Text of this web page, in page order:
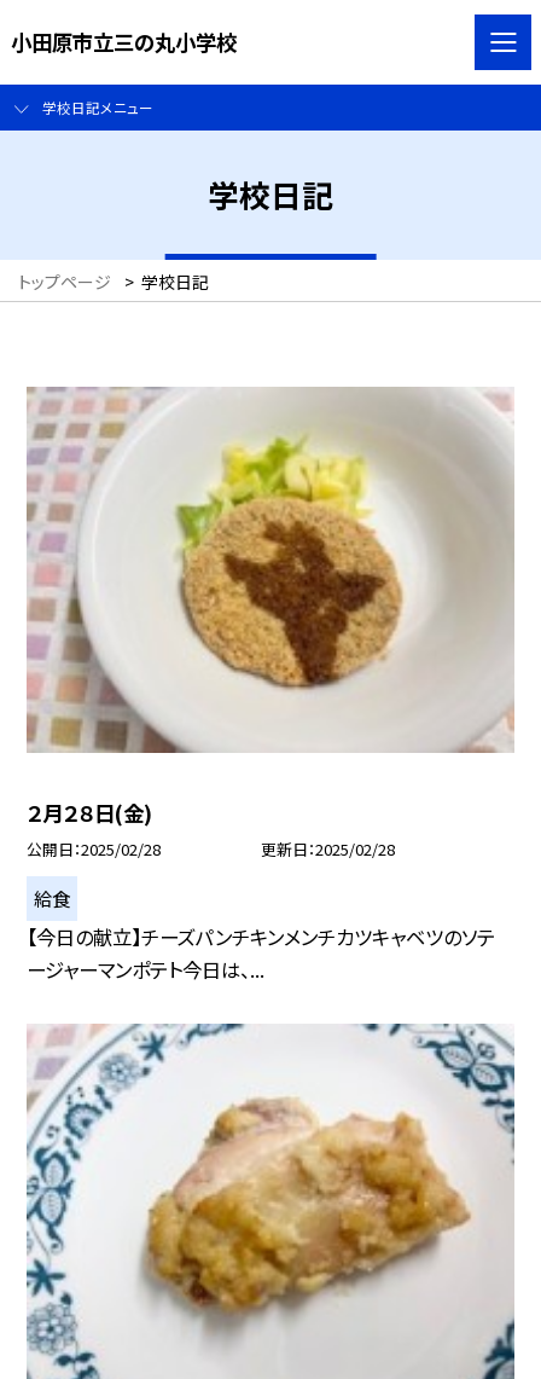
小田原市立三の丸小学校
学校日記メニュー
学校日記
トップページ > 学校日記
２月２８日(金)
公開日 2025/02/28 更新日 2025/02/28
給食
【今日の献立】チーズパンチキンメンチカツキャベツのソテ
ージャーマンポテト今日は、...